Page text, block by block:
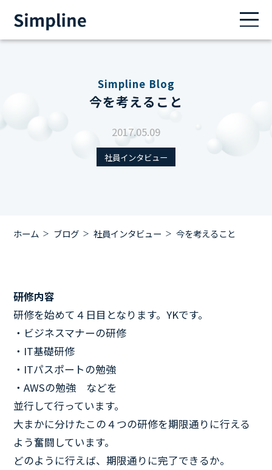
Simpline Blog
今を考えること
2017.05.09
社員インタビュー
ホーム ブログ 社員インタビュー 今を考えること
研修内容
研修を始めて４日目となります。YKです。
・ビジネスマナーの研修
・IT基礎研修
・ITパスポートの勉強
・AWSの勉強 などを
並行して行っています。
大まかに分けたこの４つの研修を期限通りに行える
よう奮闘しています。
どのように行えば、期限通りに完了できるか。